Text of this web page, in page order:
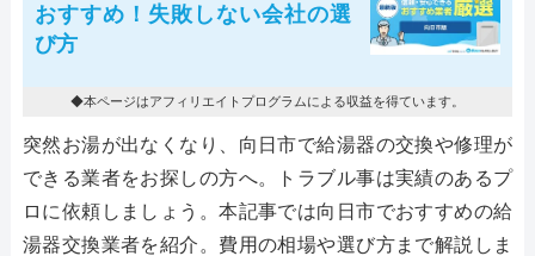
おすすめ！失敗しない会社の選
び方
◆本ページはアフィリエイトプログラムによる収益を得ています。
突然お湯が出なくなり、向日市で給湯器の交換や修理が
できる業者をお探しの方へ。トラブル事は実績のあるプ
ロに依頼しましょう。本記事では向日市でおすすめの給
湯器交換業者を紹介。費用の相場や選び方まで解説しま